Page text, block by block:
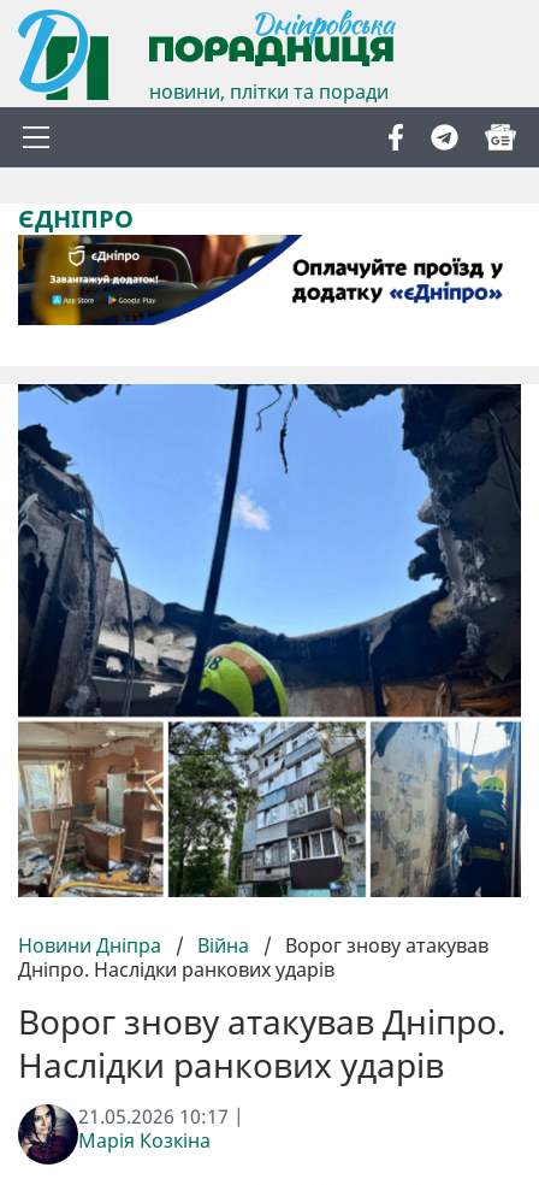
новини, плітки та поради
ЄДНІПРО
Новини Дніпра / Війна / Ворог знову атакував
Дніпро. Наслідки ранкових ударів
Ворог знову атакував Дніпро.
Наслідки ранкових ударів
21.05.2026 10:17 |
Марія Козкіна